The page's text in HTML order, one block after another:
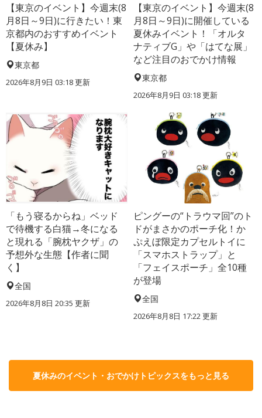
【東京のイベント】今週末(8
月8日～9日)に行きたい！東
京都内のおすすめイベント
【夏休み】
東京都
2026年8月9日 03:18更新
【東京のイベント】今週末(8
月8日～9日)に開催している
夏休みイベント！「オルタ
ナティブG」や「はてな展」
など注目のおでかけ情報
東京都
2026年8月9日 03:18更新
「もう寝るからね」ベッド
で待機する白猫→冬になる
と現れる「腕枕ヤクザ」の
予想外な生態【作者に聞
く】
全国
2026年8月8日 20:35 更新
ピングーの“トラウマ回”のト
ドがまさかのポーチ化！か
ぷえぼ限定カプセルトイに
「スマホストラップ」と
「フェイスポーチ」全10種
が登場
全国
2026年8月8日 17:22更新
夏休みのイベント・おでかけトピックスをもっと見る